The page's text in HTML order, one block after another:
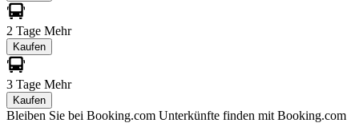
2 Tage Mehr
Kaufen
3 Tage Mehr
Kaufen
Bleiben Sie bei Booking.com Unterkünfte finden mit Booking.com